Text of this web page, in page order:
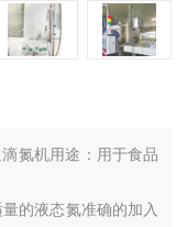
氮机用途：用于食品
的液态氮准确的加入